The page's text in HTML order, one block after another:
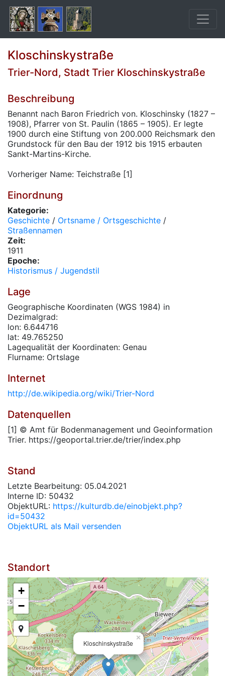
Kloschinskystraße
Trier-Nord, Stadt Trier Kloschinskystraße
Beschreibung
Benannt nach Baron Friedrich von. Kloschinsky (1827 –
1908), Pfarrer von St. Paulin (1865 – 1905). Er legte
1900 durch eine Stiftung von 200.000 Reichsmark den
Grundstock für den Bau der 1912 bis 1915 erbauten
Sankt-Martins-Kirche.
Vorheriger Name: Teichstraße [1]
Einordnung
Kategorie:
Geschichte / Ortsname / Ortsgeschichte /
Straßennamen
Zeit:
1911
Epoche:
Historismus / Jugendstil
Lage
Geographische Koordinaten (WGS 1984) in
Dezimalgrad:
lon: 6.644716
lat: 49.765250
Lagequalität der Koordinaten: Genau
Flurname: Ortslage
Internet
http://de.wikipedia.org/wiki/Trier-Nord
Datenquellen
[1] © Amt für Bodenmanagement und Geoinformation
Trier. https://geoportal.trier.de/trier/index.php
Stand
Letzte Bearbeitung: 05.04.2021
Interne ID: 50432
ObjektURL: https://kulturdb.de/einobjekt.php?
id=50432
ObjektURL als Mail versenden
Standort
Kloschinskystraße
×
+
−